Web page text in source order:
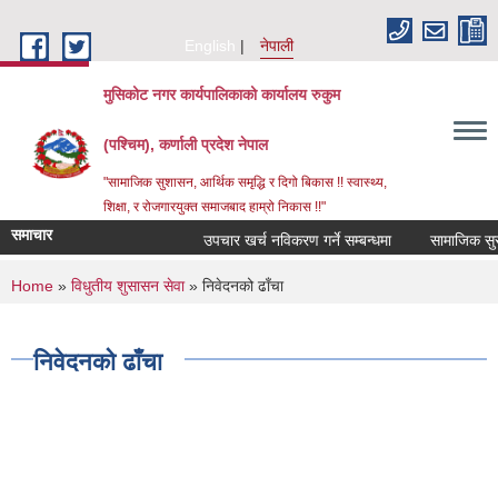
English
नेपाली
मुसिकोट नगर कार्यपालिकाको कार्यालय रुकुम
(पश्चिम), कर्णाली प्रदेश नेपाल
"सामाजिक सुशासन, आर्थिक समृद्धि र दिगो बिकास !! स्वास्थ्य,
शिक्षा, र रोजगारयुक्त समाजबाद हाम्रो निकास !!"
समाचार उपचार खर्च नविकरण गर्ने सम्बन्धमा
You are here
Home » विधुतीय शुसासन सेवा» निवेदनको ढाँचा
निवेदनको ढाँचा